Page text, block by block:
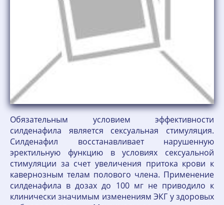
Обязательным условием эффективности
силденафила является сексуальная стимуляция.
Силденафил восстанавливает нарушенную
эректильную функцию в условиях сексуальной
стимуляции за счет увеличения притока крови к
кавернозным телам полового члена. Применение
силденафила в дозах до 100 мг не приводило к
клинически значимым изменениям ЭКГ у здоровых